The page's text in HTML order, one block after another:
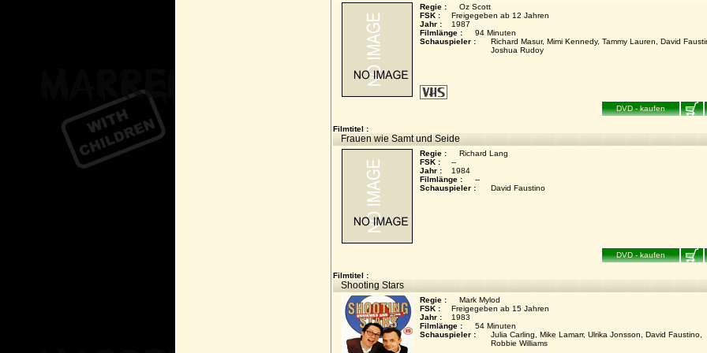
Regie :
Oz Scott
FSK :
Freigegeben ab 12 Jahren
Jahr :
1987
Filmlänge :
94 Minuten
Schauspieler :
Richard Masur, Mimi Kennedy, Tammy Lauren, David
Joshua Rudoy
DVD - kaufen
Filmtitel :
Frauen wie Samt und Seide
Regie :
Richard Lang
FSK :
--
Jahr :
1984
Filmlänge :
--
Schauspieler :
David Faustino
DVD - kaufen
Filmtitel :
Shooting Stars
Regie :
Mark Mylod
FSK :
Freigegeben ab 15 Jahren
Jahr :
1983
Filmlänge :
54 Minuten
Schauspieler :
Julia Carling, Mike Lamarr, Ulrika Jonsson, David Faustino,
Robbie Williams